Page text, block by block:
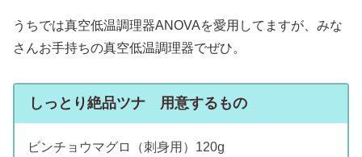
うちでは真空低温調理器ANOVAを愛用してますが、みな
さんお手持ちの真空低温調理器でぜひ。
しっとり絶品ツナ 用意するもの
ビンチョウマグロ（刺身用）120g